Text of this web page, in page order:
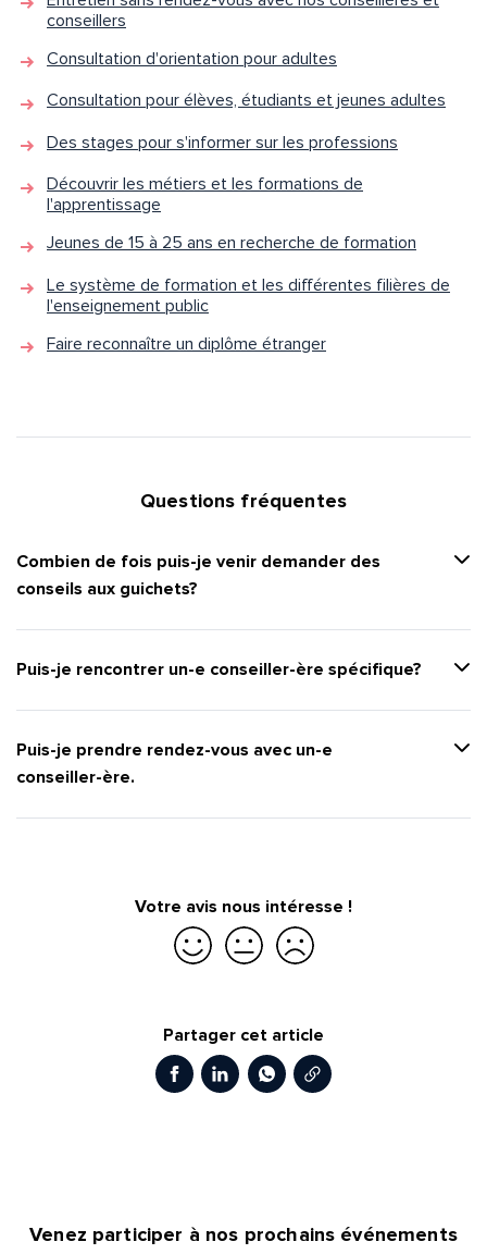
conseillers
Consultation d'orientation pour adultes
Consultation pour élèves, étudiants et jeunes adultes
Des stages pour s'informer sur les professions
Découvrir les métiers et les formations de
l'apprentissage
Jeunes de 15 à 25 ans en recherche de formation
Le système de formation et les différentes filières de
l'enseignement public
Faire reconnaître un diplôme étranger
Questions fréquentes
Combien de fois puis-je venir demander des
conseils aux guichets?
Puis-je rencontrer un-e conseiller-ère spécifique?
Puis-je prendre rendez-vous avec un-e
conseiller-ère.
Votre avis nous intéresse !
Partager cet article
FacebookLinkedInWhatsAppCopier le lien
Venez participer à nos prochains événements